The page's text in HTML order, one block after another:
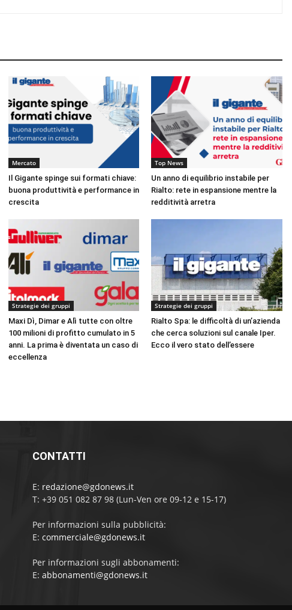
Mercato
Il Gigante spinge sui formati chiave:
buona produttività e performance in
crescita
Top News
Un anno di equilibrio instabile per
Rialto: rete in espansione mentre la
redditività arretra
Strategie dei gruppi
Maxi Dì, Dimar e Alì tutte con oltre
100 milioni di profitto cumulato in 5
anni. La prima è diventata un caso di
eccellenza
Strategie dei gruppi
Rialto Spa: le difficoltà di un’azienda
che cerca soluzioni sul canale Iper.
Ecco il vero stato dell’essere
CONTATTI
E: redazione@gdonews.it
T: +39 051 082 87 98 (Lun-Ven ore 09-12 e 15-17)
Per informazioni sulla pubblicità:
E: commerciale@gdonews.it
Per informazioni sugli abbonamenti:
E: abbonamenti@gdonews.it